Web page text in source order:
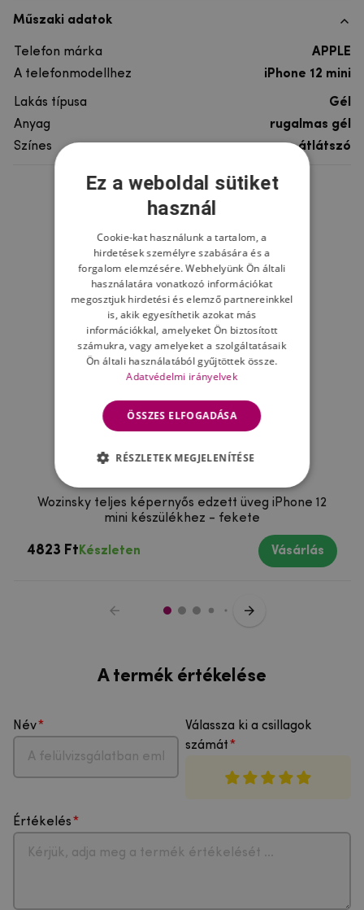
Műszaki adatok
Telefon márka
APPLE
A telefonmodellhez
iPhone 12 mini
Lakás típusa
Gél
Anyag
rugalmas gél
Színes
átlátszó
Ne felejtsd el
Wozinsky teljes képernyős edzett üveg iPhone 12
mini készülékhez - fekete
4823 Ft Készleten Vásárlás
A termék értékelése
Név
Válassza ki a csillagok
számát
Értékelés
Ez a weboldal sütiket
használ
Cookie-kat használunk a tartalom, a
hirdetések személyre szabására és a
forgalom elemzésére. Webhelyünk Ön általi
használatára vonatkozó információkat
megosztjuk hirdetési és elemző partnereinkkel
is, akik egyesíthetik azokat más
információkkal, amelyeket Ön biztosított
számukra, vagy amelyeket a szolgáltatásaik
Ön általi használatából gyűjtöttek össze.
Adatvédelmi irányelvek
ÖSSZES ELFOGADÁSA
RÉSZLETEK MEGJELENÍTÉSE